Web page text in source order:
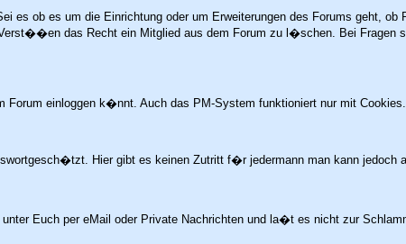
ob es um die Einrichtung oder um Erweiterungen des Forums geht, ob
das Recht ein Mitglied aus dem Forum zu l�schen. Bei
einloggen k�nnt. Auch das PM-System funktioniert nur mit Cookies.
Hier gibt es keinen Zutritt f�r jedermann man kann jedoch
Euch per eMail oder Private Nachrichten und la�t es nicht zur